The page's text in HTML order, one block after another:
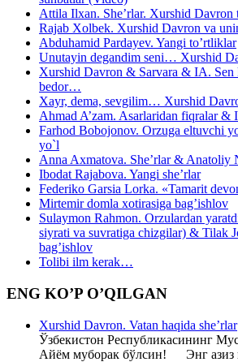
Attila Ilxan. She’rlar. Xurshid Davron
Rajab Xolbek. Xurshid Davron va
Abduhamid Pardayev. Yangi to’rtliklar
Unutayin degandim seni… Xurshid
Xurshid Davron & Sarvara & IA. Sen
bedor…
Xayr, dema, sevgilim… Xurshid
Ahmad A’zam. Asarlaridan fiqralar &
Farhod Bobojonov. Orzuga eltuvchi
yo`l
Anna Axmatova. She’rlar & Anatoliy
Ibodat Rajabova. Yangi she’rlar
Federiko Garsia Lorka. «Tamarit
Mirtemir domla xotirasiga bag’ishlov
Sulaymon Rahmon. Orzulardan
siyrati va suvratiga chizgilar) & Tilak
bag’ishlov
Tolibi ilm kerak…
ENG KO’P O’QILGAN
Xurshid Davron. Vatan haqida she’rlar
Ўзбекистон Республикасининг
Айём муборак бўлсин! Энг азиз